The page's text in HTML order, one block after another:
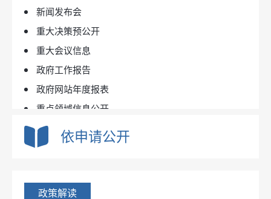
目录标准
实施情况
收费清单
新闻发布会
重大决策预公开
重大会议信息
政府工作报告
政府网站年度报表
重点领域信息公开
国民经济和社会发展统计
人事信息及公务员招考
公务员招录
行政许可和其他对外管理服务
依申请公开
政策解读